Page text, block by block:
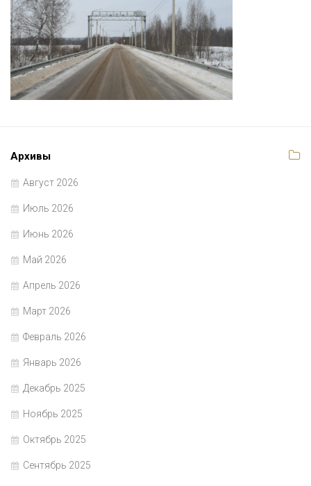
Архивы
Август 2026
Июль 2026
Июнь 2026
Май 2026
Апрель 2026
Март 2026
Февраль 2026
Январь 2026
Декабрь 2025
Ноябрь 2025
Октябрь 2025
Сентябрь 2025